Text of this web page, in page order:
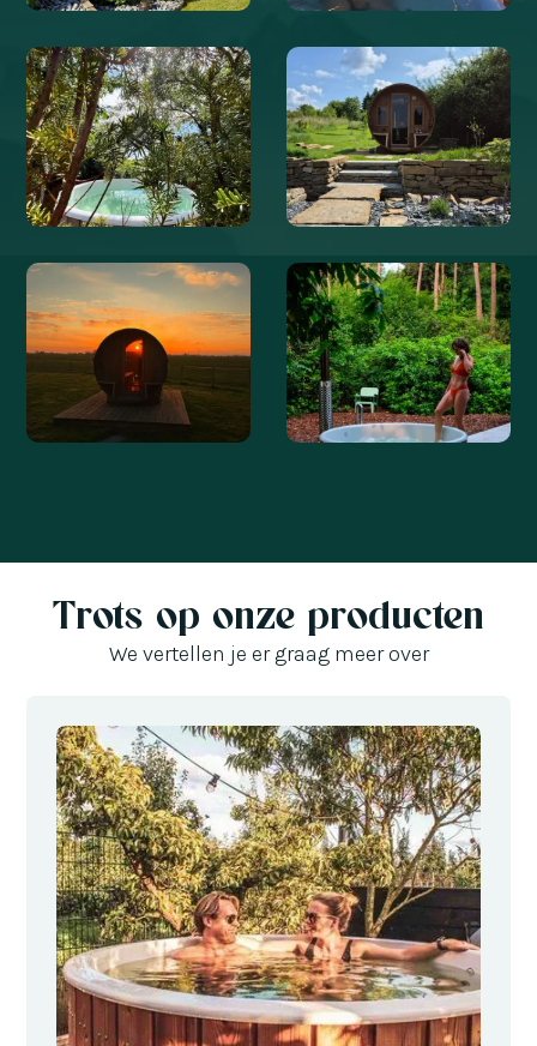
@WELVAERE @SSOPHIEDEBOER
@NATUURHUISJESWESTERWOLDE @WELVAERE
Trots op onze producten
We vertellen je er graag meer over